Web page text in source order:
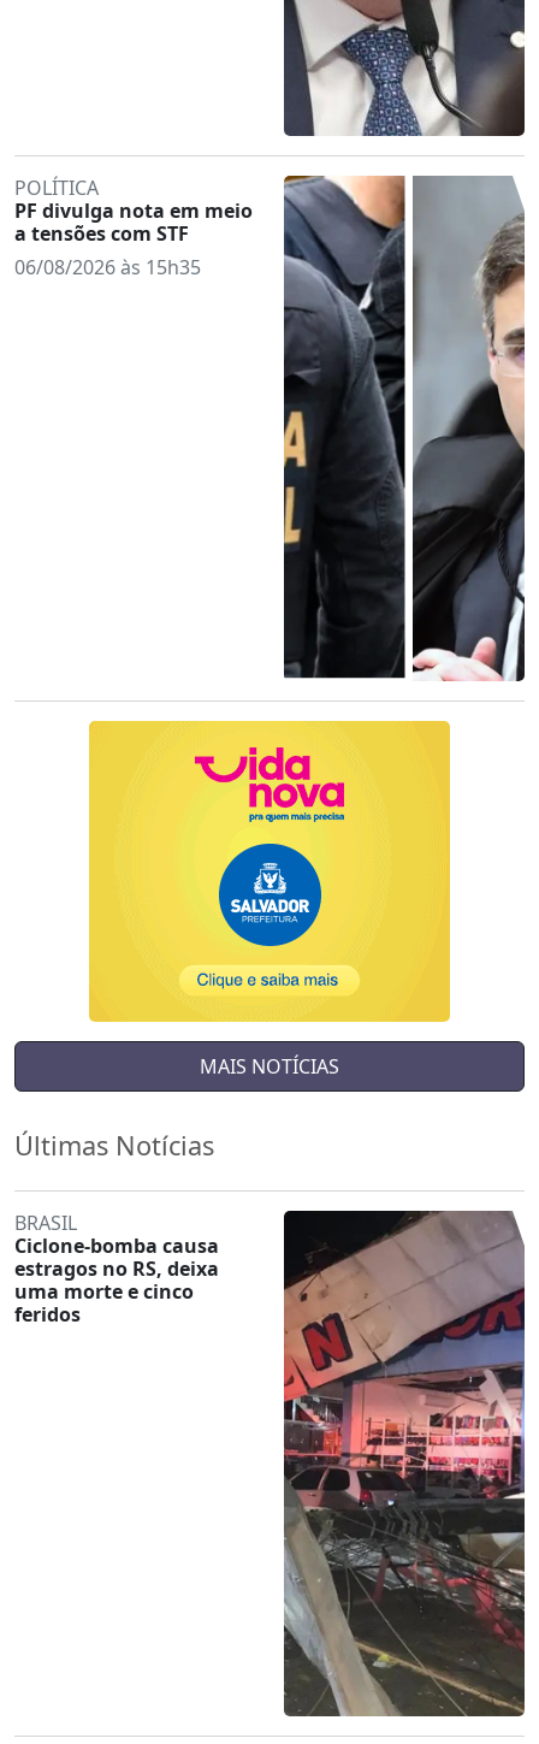
POLÍTICA
PF divulga nota em meio
a tensões com STF
06/08/2026 às 15h35
MAIS NOTÍCIAS
Últimas Notícias
BRASIL
Ciclone-bomba causa
estragos no RS, deixa
uma morte e cinco
feridos